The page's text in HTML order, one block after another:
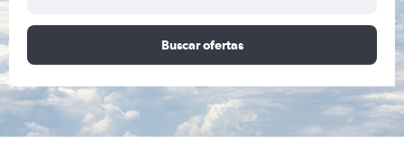
Buscar ofertas